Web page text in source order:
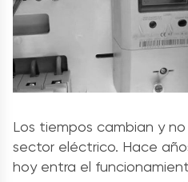
Los tiempos cambian y
sector eléctrico. Hace
hoy entra el